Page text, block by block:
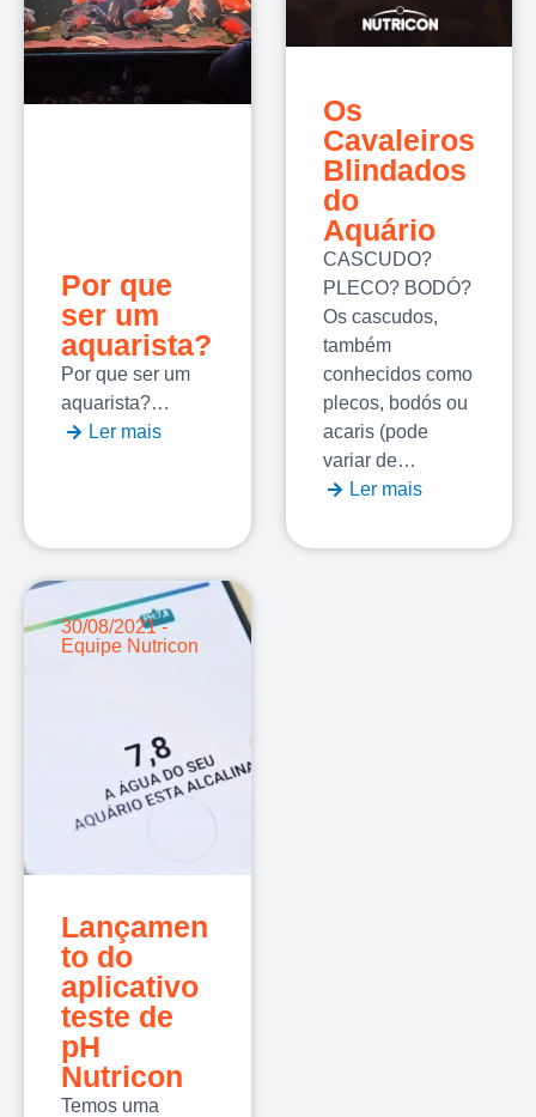
Por que
ser um
aquarista?
Por que ser um
aquarista?…
Ler mais
Os
Cavaleiros
Blindados
do
Aquário
CASCUDO?
PLECO? BODÓ?
Os cascudos,
também
conhecidos como
plecos, bodós ou
acaris (pode
variar de…
Ler mais
Lançamen
to do
aplicativo
teste de
pH
Nutricon
Temos uma
30/08/2021 -
Equipe Nutricon